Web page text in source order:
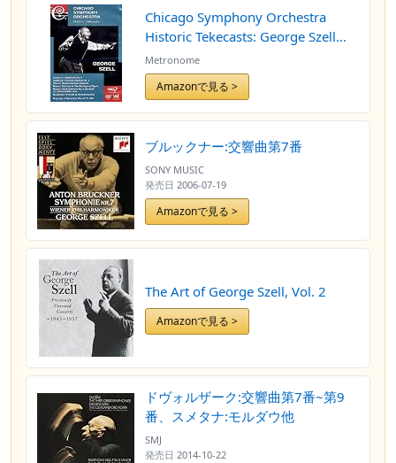
Chicago Symphony Orchestra
Historic Tekecasts: George Szell
[DVD] [Import]
Metronome
Amazonで見る >
ブルックナー:交響曲第7番
SONY MUSIC
発売日 2006-07-19
Amazonで見る >
The Art of George Szell, Vol. 2
Amazonで見る >
ドヴォルザーク:交響曲第7番~第9
番、スメタナ:モルダウ他
SMJ
発売日 2014-10-22